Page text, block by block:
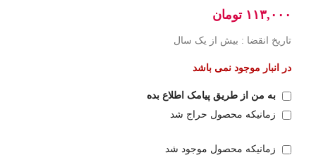
۱۱۳,۰۰۰ تومان
تاریخ انقضا : بیش از یک سال
در انبار موجود نمی باشد
به من از طریق پیامک اطلاع بده
زمانیکه محصول حراج شد
زمانیکه محصول موجود شد